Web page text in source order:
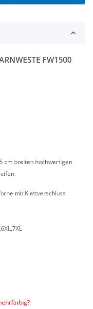
FW1500
cm breiten hochwertigen
mit Klettverschluss